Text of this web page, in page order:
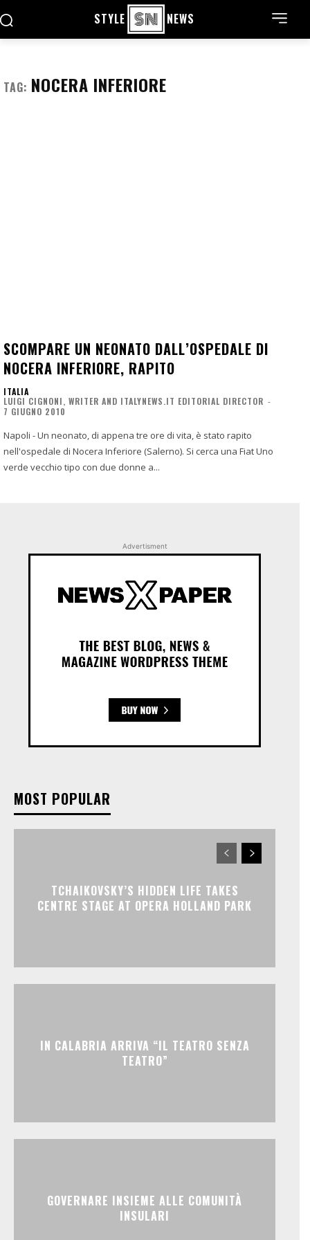
STYLE NEWS
TAG: NOCERA INFERIORE
SCOMPARE UN NEONATO DALL’OSPEDALE DI
NOCERA INFERIORE, RAPITO
ITALIA
LUIGI CIGNONI, WRITER AND ITALYNEWS.IT EDITORIAL DIRECTOR -
7 GIUGNO 2010
Napoli - Un neonato, di appena tre ore di vita, è stato rapito
nell'ospedale di Nocera Inferiore (Salerno). Si cerca una Fiat Uno
verde vecchio tipo con due donne a...
Advertisment
MOST POPULAR
TCHAIKOVSKY’S HIDDEN LIFE TAKES
CENTRE STAGE AT OPERA HOLLAND PARK
IN CALABRIA ARRIVA “IL TEATRO SENZA
TEATRO”
GOVERNARE INSIEME ALLE COMUNITÀ
INSULARI